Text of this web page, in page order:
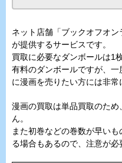
ネット店舗「ブックオフオ
が提供するサービスです。
買取に必要なダンボールは1
有料のダンボールですが、
に漫画を売りたい方には非常
漫画の買取は単品買取のた
ん。
また初巻などの巻数が早い
る場合もあるので、注意が必